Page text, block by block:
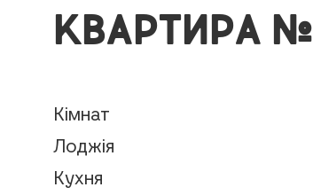
КВАРТИРА
Кімнат
Лоджія
Кухня